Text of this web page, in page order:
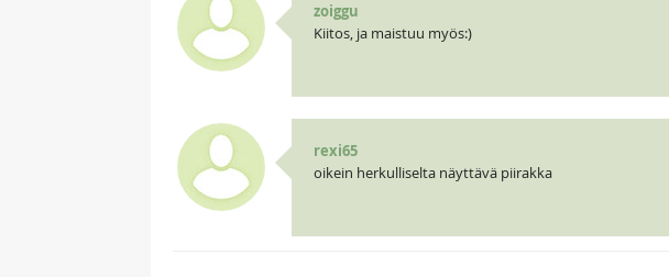
zoiggu
Kiitos, ja maistuu myös:)
rexi65
oikein herkulliselta näyttävä piirakka